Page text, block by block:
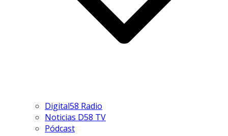
Digital58 Radio
Noticias D58 TV
Pódcast